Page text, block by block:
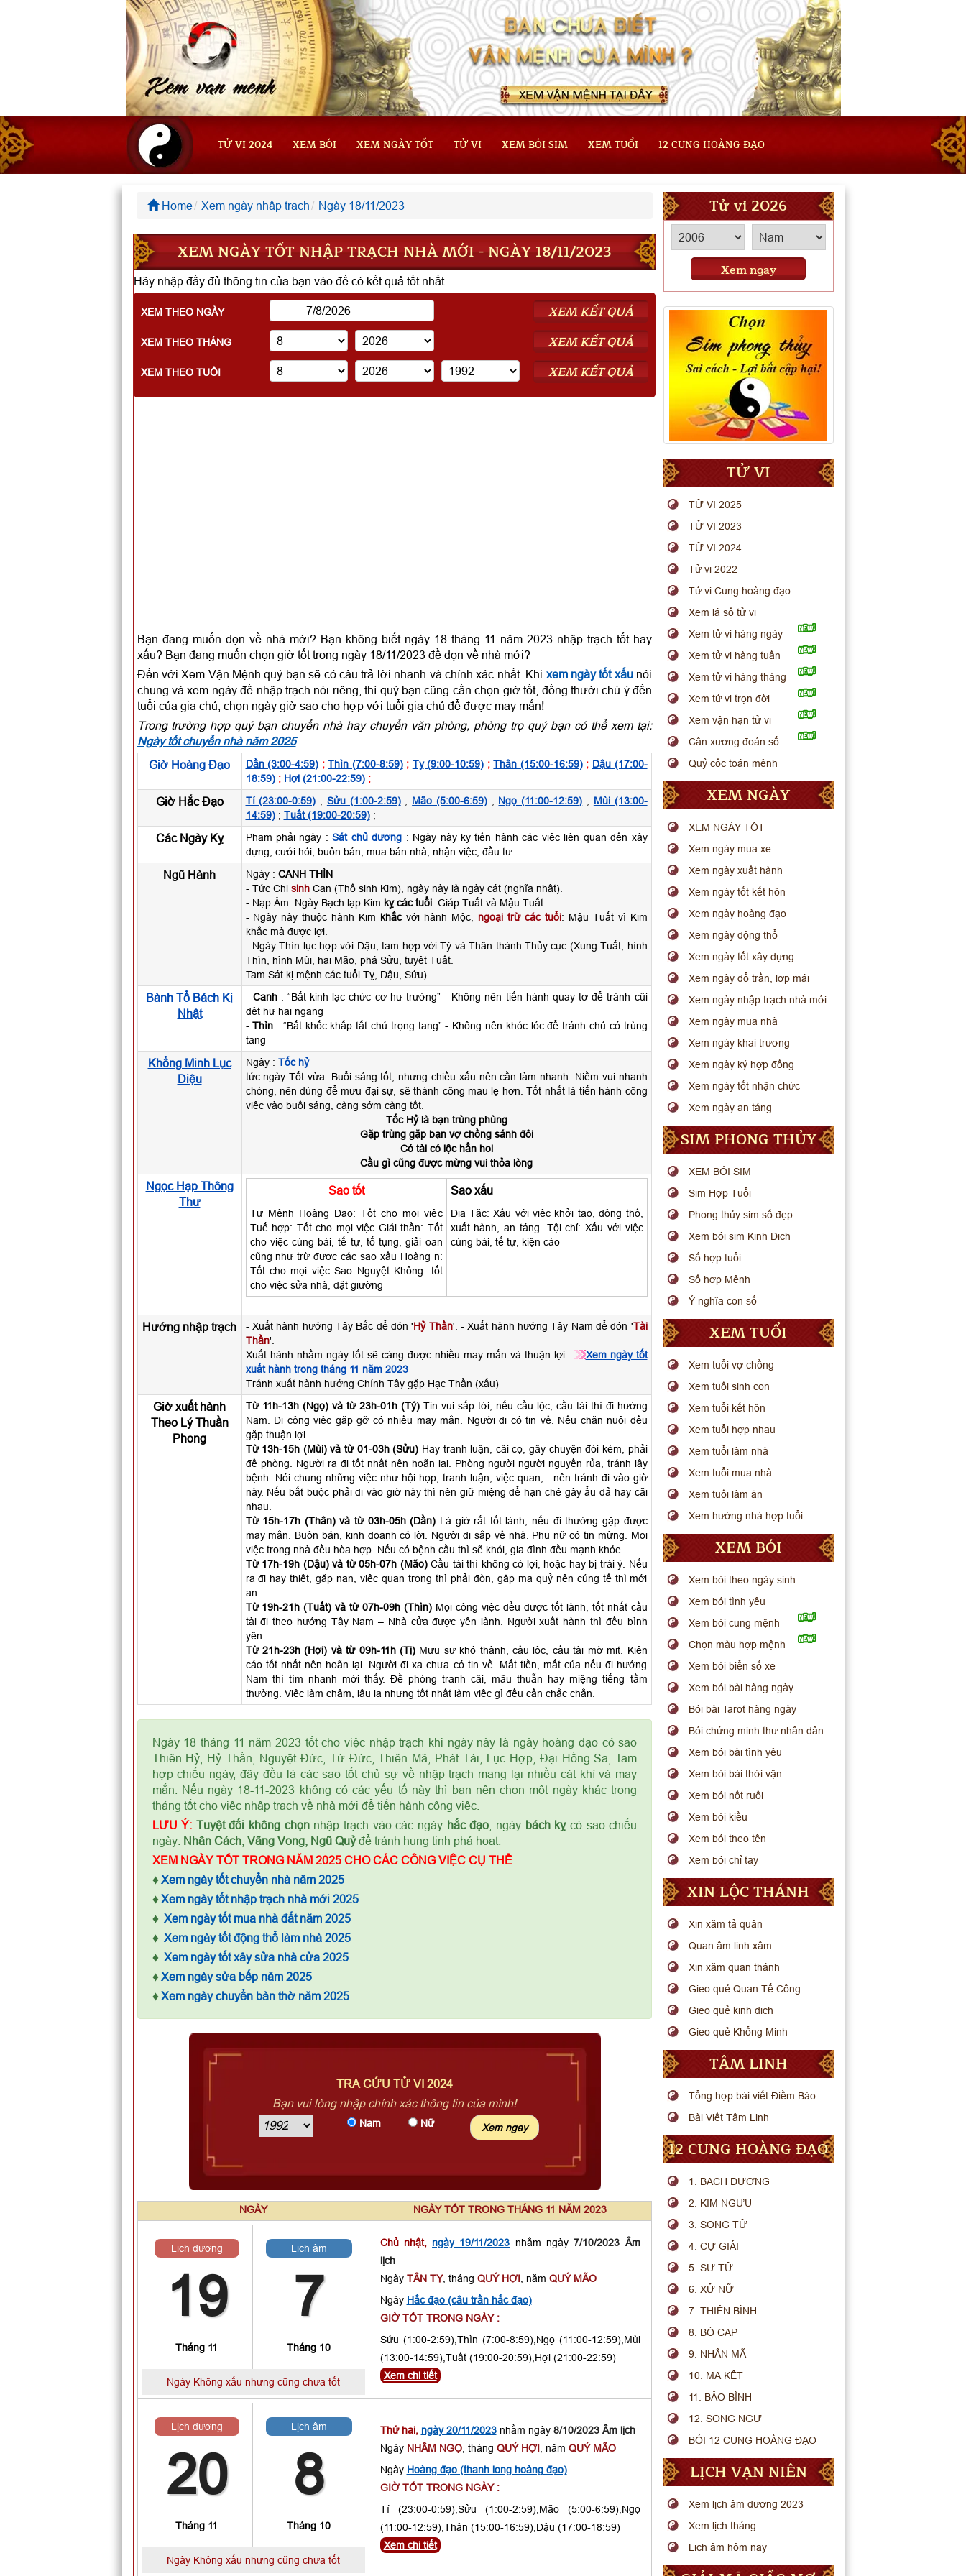
TỬ VI 2024 XEM BÓI XEM NGÀY TỐT TỬ VI XEM BÓI SIM XEM TUỔI 12 CUNG HOÀNG ĐẠO
Home Xem ngày nhập trạch Ngày 18/11/2023
XEM NGÀY TỐT NHẬP TRẠCH NHÀ MỚI - NGÀY 18/11/2023
Hãy nhập đầy đủ thông tin của bạn vào để có kết quả tốt nhất
XEM THEO NGÀY XEM KẾT QUẢ
XEM THEO THÁNG XEM KẾT QUẢ
XEM THEO TUỔI XEM KẾT QUẢ
Bạn đang muốn dọn về nhà mới? Bạn không biết ngày 18 tháng 11 năm 2023 nhập trạch tốt hay
xấu? Bạn đang muốn chọn giờ tốt trong ngày 18/11/2023 đề dọn về nhà mới?
Đến với Xem Vận Mệnh quý bạn sẽ có câu trả lời nhanh và chính xác nhất. Khi xem ngày tốt xấu nói
chung và xem ngày để nhập trạch nói riêng, thì quý bạn cũng cần chọn giờ tốt, đồng thười chú ý đến
tuổi của gia chủ, chọn ngày giờ sao cho hợp với tuổi gia chủ để được may mắn!
Trong trường hợp quý bạn chuyển nhà hay chuyển văn phòng, phòng trọ quý bạn có thể xem tại:
Ngày tốt chuyển nhà năm 2025
Giờ Hoàng Đạo
Dần (3:00-4:59) ;Thìn (7:00-8:59); Tỵ (9:00-10:59) ;Thân (15:00-16:59); Dậu (17:00-
18:59); Hợi (21:00-22:59);
Giờ Hắc Đạo Tí (23:00-0:59) ; Sửu (1:00-2:59); Mão (5:00-6:59); Ngọ (11:00-12:59) ; Mùi (13:00-
14:59); Tuất (19:00-20:59);
Các Ngày Kỵ Phạm phải ngày : Sát chủ dương : Ngày này kỵ tiến hành các việc liên quan đến xây
dựng, cưới hỏi, buôn bán, mua bán nhà, nhận việc, đầu tư.
Ngũ Hành Ngày : CANH THÌN
- Tức Chi sinhCan (Thổ sinh Kim), ngày này là ngày cát (nghĩa nhật).
- Nạp Âm: Ngày Bạch lạp Kim kỵ các tuổi: Giáp Tuất và Mậu Tuất.
- Ngày này thuộc hành Kim khắcvới hành Mộc, ngoại trừ các tuổi: Mậu Tuất vì Kim
khắc mà được lợi.
- Ngày Thìn lục hợp với Dậu, tam hợp với Tý và Thân thành Thủy cục (Xung Tuất, hình
Thìn, hình Mùi, hại Mão, phá Sửu, tuyệt Tuất.
Tam Sát kị mệnh các tuổi Tỵ, Dậu, Sửu)
Bành Tổ Bách Kị
Nhật
- Canh: “Bất kinh lạc chức cơ hư trướng” - Không nên tiến hành quay tơ để tránh cũi
dệt hư hại ngang
-Thìn : “Bất khốc khấp tất chủ trọng tang” - Không nên khóc lóc để tránh chủ có trùng
tang
Khổng Minh Lục
Diệu
Ngày : Tốc hỷ
tức ngày Tốt vừa. Buổi sáng tốt, nhưng chiều xấu nên cần làm nhanh. Niềm vui nhanh
chóng, nên dùng để mưu đại sự, sẽ thành công mau lẹ hơn. Tốt nhất là tiến hành công
việc vào buổi sáng, càng sớm càng tốt.
Tốc Hỷ là bạn trùng phùng
Gặp trùng gặp bạn vợ chồng sánh đôi
Có tài có lộc hẳn hoi
Cầu gì cũng được mừng vui thỏa lòng
Ngọc Hạp Thông
Thư
Sao tốt Sao xấu
Tư Mệnh Hoàng Đạo: Tốt cho mọi việc
Tuế hợp: Tốt cho mọi việc Giải thần: Tốt
cho việc cúng bái, tế tự, tố tụng, giải oan
cũng như trừ được các sao xấu Hoàng n:
Tốt cho mọi việc Sao Nguyệt Không: tốt
cho việc sửa nhà, đặt giường
Địa Tặc: Xấu với việc khởi tạo, động thổ,
xuất hành, an táng. Tội chỉ: Xấu với việc
cúng bái, tế tự, kiện cáo
Hướng nhập trạch - Xuất hành hướng Tây Bắc để đón 'Hỷ Thần'. - Xuất hành hướng Tây Nam để đón 'Tài
Thần'.
Xuất hành nhằm ngày tốt sẽ càng được nhiều may mắn và thuận lợi
Xem ngày tốt
xuất hành trong tháng 11 năm 2023
Tránh xuất hành hướng Chính Tây gặp Hạc Thần (xấu)
Giờ xuất hành
Theo Lý Thuần
Phong
Từ 11h-13h (Ngọ) và từ 23h-01h (Tý) Tin vui sắp tới, nếu cầu lộc, cầu tài thì đi hướng
Nam. Đi công việc gặp gỡ có nhiều may mắn. Người đi có tin về. Nếu chăn nuôi đều
gặp thuận lợi.
Từ 13h-15h (Mùi) và từ 01-03h (Sửu) Hay tranh luận, cãi cọ, gây chuyện đói kém, phải
đề phòng. Người ra đi tốt nhất nên hoãn lại. Phòng người người nguyền rủa, tránh lây
bệnh. Nói chung những việc như hội họp, tranh luận, việc quan,…nên tránh đi vào giờ
này. Nếu bắt buộc phải đi vào giờ này thì nên giữ miệng để hạn ché gây ẩu đả hay cãi
nhau.
Từ 15h-17h (Thân) và từ 03h-05h (Dần) Là giờ rất tốt lành, nếu đi thường gặp được
may mắn. Buôn bán, kinh doanh có lời. Người đi sắp về nhà. Phụ nữ có tin mừng. Mọi
việc trong nhà đều hòa hợp. Nếu có bệnh cầu thì sẽ khỏi, gia đình đều mạnh khỏe.
Từ 17h-19h (Dậu) và từ 05h-07h (Mão) Cầu tài thì không có lợi, hoặc hay bị trái ý. Nếu
ra đi hay thiệt, gặp nạn, việc quan trọng thì phải đòn, gặp ma quỷ nên cúng tế thì mới
an.
Từ 19h-21h (Tuất) và từ 07h-09h (Thìn) Mọi công việc đều được tốt lành, tốt nhất cầu
tài đi theo hướng Tây Nam – Nhà cửa được yên lành. Người xuất hành thì đều bình
yên.
Từ 21h-23h (Hợi) và từ 09h-11h (Tị) Mưu sự khó thành, cầu lộc, cầu tài mờ mịt. Kiện
cáo tốt nhất nên hoãn lại. Người đi xa chưa có tin về. Mất tiền, mất của nếu đi hướng
Nam thì tìm nhanh mới thấy. Đề phòng tranh cãi, mâu thuẫn hay miệng tiếng tầm
thường. Việc làm chậm, lâu la nhưng tốt nhất làm việc gì đều cần chắc chắn.
Ngày 18 tháng 11 năm 2023 tốt cho việc nhập trạch khi ngày này là ngày hoàng đạo có sao
Thiên Hỷ, Hỷ Thần, Nguyệt Đức, Tứ Đức, Thiên Mã, Phát Tài, Lục Hợp, Đại Hồng Sa, Tam
hợp chiếu ngày, đây đều là các sao tốt chủ sự về nhập trạch mang lại nhiều cát khí và may
mắn. Nếu ngày 18-11-2023 không có các yếu tố này thì bạn nên chọn một ngày khác trong
tháng tốt cho việc nhập trạch về nhà mới để tiến hành công việc.
LƯU Ý: Tuyệt đối không chọnnhập trạch vào các ngày hắc đạo , ngày bách kỵcó sao chiếu
ngày: Nhân Cách, Vãng Vong, Ngũ Quỷđể tránh hung tinh phá hoạt.
XEM NGÀY TỐT TRONG NĂM 2025 CHO CÁC CÔNG VIỆC CỤ THỂ
♦ Xem ngày tốt chuyển nhà năm 2025
♦ Xem ngày tốt nhập trạch nhà mới 2025
♦ Xem ngày tốt mua nhà đất năm 2025
♦ Xem ngày tốt động thổ làm nhà 2025
♦ Xem ngày tốt xây sửa nhà cửa 2025
♦ Xem ngày sửa bếp năm 2025
♦ Xem ngày chuyển bàn thờ năm 2025
TRA CỨU TỬ VI 2024
Bạn vui lòng nhập chính xác thông tin của mình!
Nam Nữ
NGÀY NGÀY TỐT TRONG THÁNG 11 NĂM 2023
Lịch dương
19
Tháng 11
Lịch âm
7
Tháng 10
Ngày Không xấu nhưng cũng chưa tốt
Chủ nhật, ngày 19/11/2023 nhằm ngày7/10/2023 Âm
lịch
Ngày TÂN TỴ, tháng QUÝ HỢI , năm QUÝ MÃO
Ngày Hắc đạo (câu trần hắc đạo)
GIỜ TỐT TRONG NGÀY :
Sửu (1:00-2:59),Thìn (7:00-8:59),Ngọ (11:00-12:59),Mùi
(13:00-14:59),Tuất (19:00-20:59),Hợi (21:00-22:59)
Xem chi tiết
Lịch dương
20
Tháng 11
Lịch âm
8
Tháng 10
Ngày Không xấu nhưng cũng chưa tốt
Thứ hai, ngày 20/11/2023nhằm ngày 8/10/2023 Âm lịch
Ngày NHÂM NGỌ, tháng QUÝ HỢI , năm QUÝ MÃO
Ngày Hoàng đạo (thanh long hoàng đạo)
GIỜ TỐT TRONG NGÀY :
Tí (23:00-0:59),Sửu (1:00-2:59),Mão (5:00-6:59),Ngọ
(11:00-12:59),Thân (15:00-16:59),Dậu (17:00-18:59)
Xem chi tiết
Tử vi 2026
Xem ngay
TỬ VI
TỬ VI 2025
TỬ VI 2023
TỬ VI 2024
Tử vi 2022
Tử vi Cung hoàng đạo
Xem lá số tử vi
Xem tử vi hàng ngày
Xem tử vi hàng tuần
Xem tử vi hàng tháng
Xem tử vi trọn đời
Xem vận hạn tử vi
Cân xương đoán số
Quỷ cốc toán mệnh
XEM NGÀY
XEM NGÀY TỐT
Xem ngày mua xe
Xem ngày xuất hành
Xem ngày tốt kết hôn
Xem ngày hoàng đạo
Xem ngày động thổ
Xem ngày tốt xây dựng
Xem ngày đổ trần, lợp mái
Xem ngày nhập trạch nhà mới
Xem ngày mua nhà
Xem ngày khai trương
Xem ngày ký hợp đồng
Xem ngày tốt nhận chức
Xem ngày an táng
SIM PHONG THỦY
XEM BÓI SIM
Sim Hợp Tuổi
Phong thủy sim số đẹp
Xem bói sim Kinh Dịch
Số hợp tuổi
Số hợp Mệnh
Ý nghĩa con số
XEM TUỔI
Xem tuổi vợ chồng
Xem tuổi sinh con
Xem tuổi kết hôn
Xem tuổi hợp nhau
Xem tuổi làm nhà
Xem tuổi mua nhà
Xem tuổi làm ăn
Xem hướng nhà hợp tuổi
XEM BÓI
Xem bói theo ngày sinh
Xem bói tình yêu
Xem bói cung mệnh
Chọn màu hợp mệnh
Xem bói biển số xe
Xem bói bài hàng ngày
Bói bài Tarot hàng ngày
Bói chứng minh thư nhân dân
Xem bói bài tình yêu
Xem bói bài thời vận
Xem bói nốt ruồi
Xem bói kiều
Xem bói theo tên
Xem bói chỉ tay
XIN LỘC THÁNH
Xin xăm tả quân
Quan âm linh xâm
Xin xăm quan thánh
Gieo quẻ Quan Tế Công
Gieo quẻ kinh dịch
Gieo quẻ Khổng Minh
TÂM LINH
Tổng hợp bài viết Điềm Báo
Bài Viết Tâm Linh
12 CUNG HOÀNG ĐẠO
1. BẠCH DƯƠNG
2. KIM NGƯU
3. SONG TỬ
4. CỰ GIẢI
5. SƯ TỬ
6. XỬ NỮ
7. THIÊN BÌNH
8. BÒ CẠP
9. NHÂN MÃ
10. MA KẾT
11. BẢO BÌNH
12. SONG NGƯ
BÓI 12 CUNG HOÀNG ĐẠO
LỊCH VẠN NIÊN
Xem lịch âm dương 2023
Xem lịch tháng
Lịch âm hôm nay